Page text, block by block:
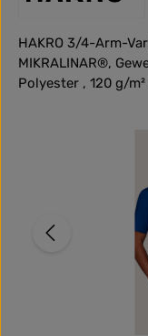
HAKRO 3/4-Arm-
MIKRALINAR®,
Polyester , 120 g/
Bildergalerie